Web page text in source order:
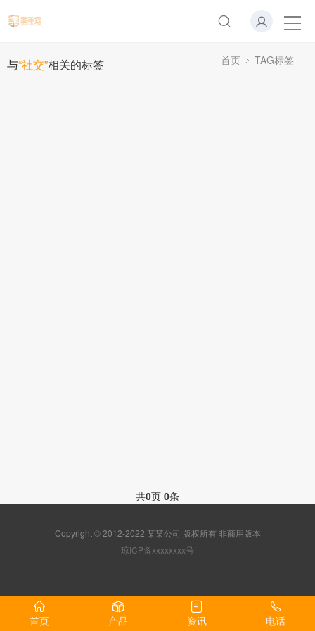
与“社交”相关的标签 首页 TAG标签
共0页 0条
Copyright © 2012-2022 某某公司 版权所有 非商用版本
琼ICP备xxxxxxxx号
首页 产品 资讯 电话